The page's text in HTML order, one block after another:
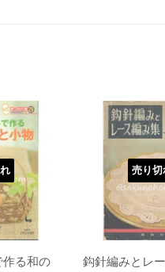
作る和の
売り切
鈎針編みとレ